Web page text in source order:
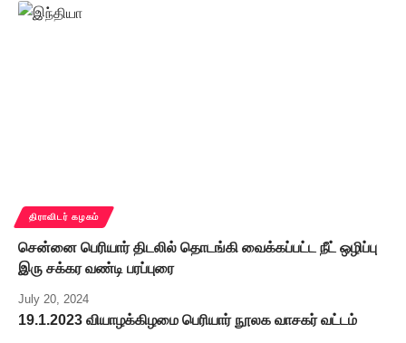
திராவிடர் கழகம்
சென்னை பெரியார் திடலில் தொடங்கி வைக்கப்பட்ட நீட் ஒழிப்பு
இரு சக்கர வண்டி பரப்புரை
July 20, 2024
19.1.2023 வியாழக்கிழமை பெரியார் நூலக வாசகர் வட்டம்